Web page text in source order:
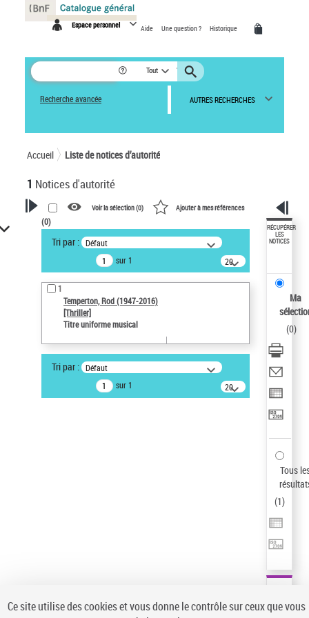
Espace personnel Aide Une question ? Historique
Tout
Recherche avancée AUTRES RECHERCHES
Accueil Liste de notices d’autorité
1 Notices d'autorité
VOTRE RECHERCHE
Recherche avancée dans les
notices d’autorité
Œuvres liées à l'auteur :
Temperton, Rod (1947-2016)
Type de notice d'autorité
Œuvre
Statut de la notice d’autorité
Pays
Voir la sélection (0) Ajouter à mes références
(0)
Tri par : Défaut
sur 1
20
résultats/page
1
Temperton, Rod (1947-2016)
[Thriller]
Titre uniforme musical
Tri par : Défaut
sur 1
20
résultats/page
RÉCUPÉRER
LES
NOTICES
Ma
(0)
Tous
(1)
Panneau de gestion des cookies
Ce site utilise des cookies et vous donne le contrôle sur ceux que vous